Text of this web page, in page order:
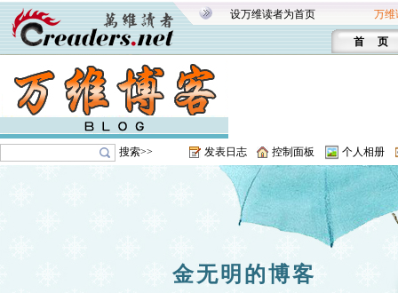
设万维读者为首页 万维
首 页
搜索>> 发表日志 控制面板 个人相册
金无明的博客